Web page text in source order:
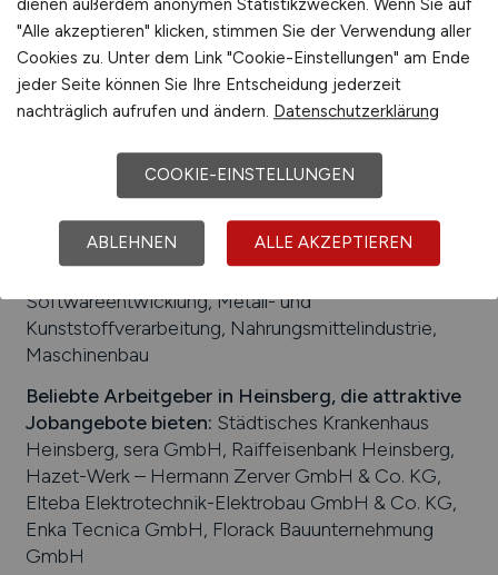
Einwohner:ca. 45.000
Verkehrsanbindungen:Bahnhof Heinsberg
(Rheinland), Bundesautobahn A 46, Bundesstraße B
221
Arbeiten in der Nähe vonHeinsberg:Roerdalen
(NL), Nordrhein-Westfalen, Geilenkirchen,
Waldfeucht, Gangelt, Wassenberg, Hückelhoven
Beliebte Jobs inHeinsberg/Branchen: Produktion,
Logistik, Lagerwesen, Dienstleistungen,
Softwareentwicklung, Metall- und
Kunststoffverarbeitung, Nahrungsmittelindustrie,
Maschinenbau
Beliebte Arbeitgeber in Heinsberg, die attraktive
Jobangebote bieten: Städtisches Krankenhaus
Heinsberg, sera GmbH, Raiffeisenbank Heinsberg,
Hazet-Werk – Hermann Zerver GmbH & Co. KG,
Elteba Elektrotechnik-Elektrobau GmbH & Co. KG,
Enka Tecnica GmbH, Florack Bauunternehmung
GmbH
dienen außerdem anonymen Statistikzwecken. Wenn Sie auf
"Alle akzeptieren" klicken, stimmen Sie der Verwendung aller
Cookies zu. Unter dem Link "Cookie-Einstellungen" am Ende
jeder Seite können Sie Ihre Entscheidung jederzeit
nachträglich aufrufen und ändern. Datenschutzerklärung
COOKIE-EINSTELLUNGEN
ABLEHNEN ALLE AKZEPTIEREN